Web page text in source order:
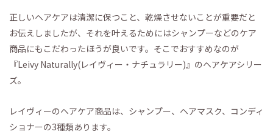
正しいヘアケアは清潔に保つこと、乾燥させないことが重要だと
お伝えしましたが、それを叶えるためにはシャンプーなどのケア
商品にもこだわったほうが良いです。そこでおすすめなのが
『Leivy Naturally(レイヴィー・ナチュラリー)』のヘアケアシリー
ズ。
レイヴィーのヘアケア商品は、シャンプー、ヘアマスク、コンディ
ショナーの3種類あります。